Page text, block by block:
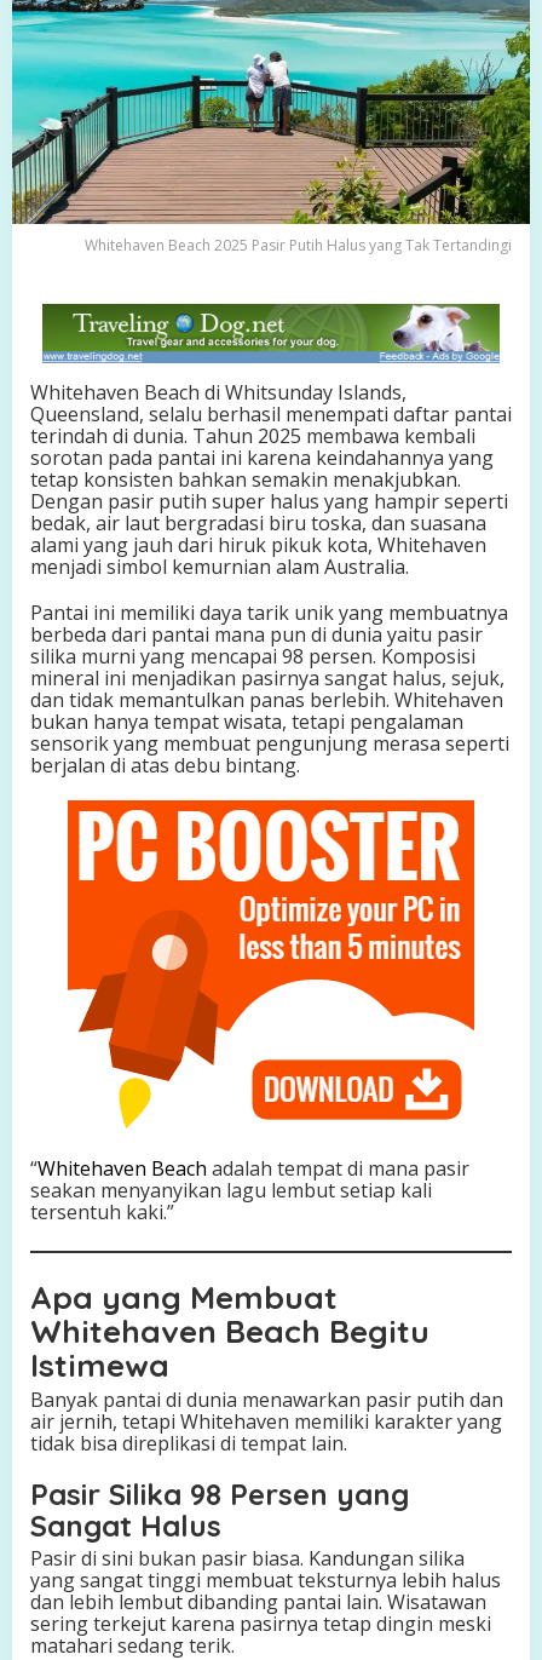
h
2
0
2
5
P
a
s
i
r
P
u
i
h
H
a
l
u
s
y
a
n
g
T
a
T
e
r
t
a
n
d
i
n
g
i
Whitehaven Beach 2025 Pasir Putih Halus yang Tak Tertandingi
Whitehaven Beach di Whitsunday Islands,
Queensland, selalu berhasil menempati daftar pantai
terindah di dunia. Tahun 2025 membawa kembali
sorotan pada pantai ini karena keindahannya yang
tetap konsisten bahkan semakin menakjubkan.
Dengan pasir putih super halus yang hampir seperti
bedak, air laut bergradasi biru toska, dan suasana
alami yang jauh dari hiruk pikuk kota, Whitehaven
menjadi simbol kemurnian alam Australia.
Pantai ini memiliki daya tarik unik yang membuatnya
berbeda dari pantai mana pun di dunia yaitu pasir
silika murni yang mencapai 98 persen. Komposisi
mineral ini menjadikan pasirnya sangat halus, sejuk,
dan tidak memantulkan panas berlebih. Whitehaven
bukan hanya tempat wisata, tetapi pengalaman
sensorik yang membuat pengunjung merasa seperti
berjalan di atas debu bintang.
“Whitehaven Beach adalah tempat di mana pasir
seakan menyanyikan lagu lembut setiap kali
tersentuh kaki.”
Apa yang Membuat
Whitehaven Beach Begitu
Istimewa
Banyak pantai di dunia menawarkan pasir putih dan
air jernih, tetapi Whitehaven memiliki karakter yang
tidak bisa direplikasi di tempat lain.
Pasir Silika 98 Persen yang
Sangat Halus
Pasir di sini bukan pasir biasa. Kandungan silika
yang sangat tinggi membuat teksturnya lebih halus
dan lebih lembut dibanding pantai lain. Wisatawan
sering terkejut karena pasirnya tetap dingin meski
matahari sedang terik.